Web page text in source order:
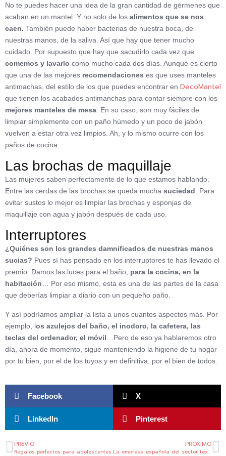
No te puedes hacer una idea de la gran cantidad de gérmenes que
acaban en un mantel. Y no solo de los alimentos que se nos
caen. También puede haber bacterias de nuestra boca, de
nuestras manos, de la saliva. Así que hay que tener mucho
cuidado. Por supuesto que hay que sacudirlo cada vez que
comemos y lavarlo como mucho cada dos días. Aunque es cierto
que una de las mejores recomendaciones es que uses manteles
antimachas, del estilo de los que puedes encontrar en DecoMantel
que tienen los acabados antimanchas para contar siempre con los
mejores manteles de mesa . En su caso, son muy fáciles de
limpiar simplemente con un paño húmedo y un poco de jabón
vuelven a estar otra vez limpios. Ah, y lo mismo ocurre con los
paños de cocina.
Las brochas de maquillaje
Las mujeres saben perfectamente de lo que estamos hablando.
Entre las cerdas de las brochas se queda mucha suciedad . Para
evitar sustos lo mejor es limpiar las brochas y esponjas de
maquillaje con agua y jabón después de cada uso.
Interruptores
¿Quiénes son los grandes damnificados de nuestras manos
sucias? Pues sí has pensado en los interruptores te has llevado el
premio. Damos las luces para el baño, para la cocina, en la
habitación … Por eso mismo, esta es una de las partes de la casa
que deberías limpiar a diario con un pequeño paño.
Y así podríamos ampliar la lista a unos cuantos aspectos más. Por
ejemplo, los azulejos del baño, el inodoro, la cafetera, las
teclas del ordenador, el móvil …Pero de eso ya hablaremos otro
día, ahora de momento, sigue manteniendo la higiene de tu hogar
por tu bien, por el de los tuyos y en definitiva, por el bien de todos.
Facebook X
LinkedIn Pinterest
Ant
PREVIO
Regalos perfectos para adolescentes
PROXIMO
La empresa española del sector textil y sus buenas prácticas